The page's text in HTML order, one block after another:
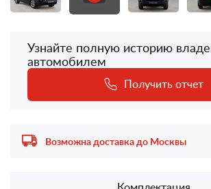
Узнайте полную историю
автомобилем
Получить отчет
Возможна доставка до Москвы